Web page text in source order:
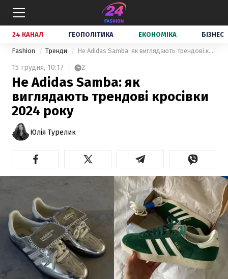
24 КАНАЛ ГЕОПОЛІТИКА ЕКОНОМІКА БІЗНЕС
Fashion Тренди Не Adidas Samba: як виглядають трендові кросівки 2024 року
15 грудня, 10:17 2
Не Adidas Samba: як
виглядають трендові кросівки
2024 року
Юлія Турелик